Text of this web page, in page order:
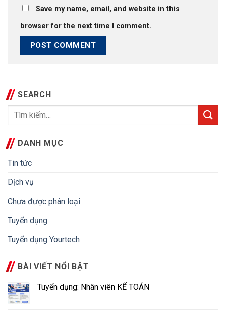
Save my name, email, and website in this
browser for the next time I comment.
SEARCH
DANH MỤC
Tin tức
Dịch vụ
Chưa được phân loại
Tuyển dụng
Tuyển dụng Yourtech
BÀI VIẾT NỔI BẬT
Tuyển dụng: Nhân viên KẾ TOÁN